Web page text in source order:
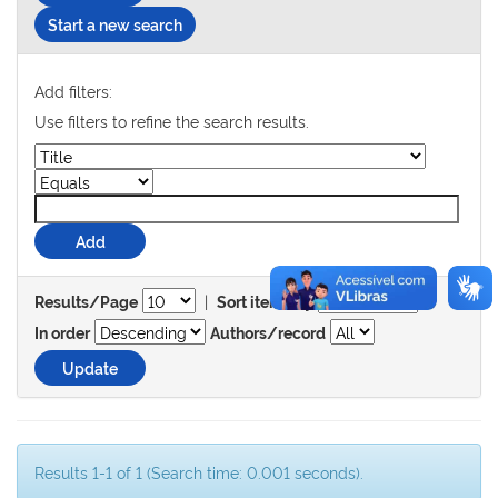
Start a new search
Add filters:
Use filters to refine the search results.
Results/Page | Sort items by
In order
Authors/record
Results 1-1 of 1 (Search time: 0.001 seconds).